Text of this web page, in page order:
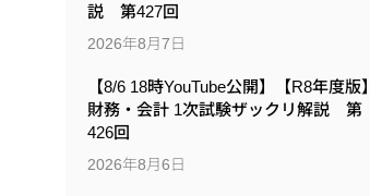
説 第427回
2026年8月7日
【8/6 18時YouTube公開】【R8年度版】
財務・会計 1次試験ザックリ解説 第
426回
2026年8月6日